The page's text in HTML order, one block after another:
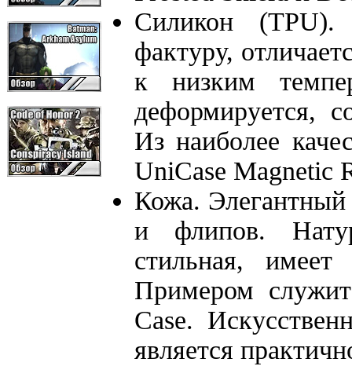
Силикон (TPU).
фактуру,
к низким
деформируется,
Из наиболее
UniCase Magnetic
Кожа. Элегантный
и флипов.
стильная,
Примером
Case.
является